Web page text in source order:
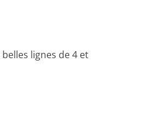
lignes de 4 et